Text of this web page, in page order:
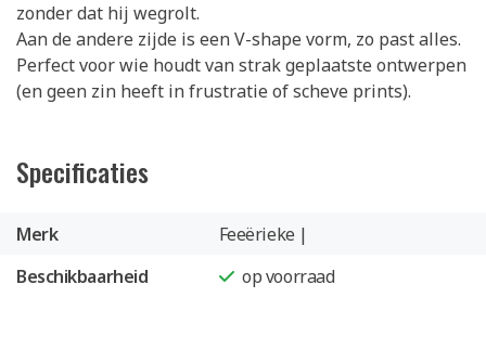
zonder dat hij wegrolt.
Aan de andere zijde is een V-shape vorm, zo past alles.
Perfect voor wie houdt van strak geplaatste ontwerpen
(en geen zin heeft in frustratie of scheve prints).
Specificaties
Merk
Feeërieke |
Beschikbaarheid
op voorraad